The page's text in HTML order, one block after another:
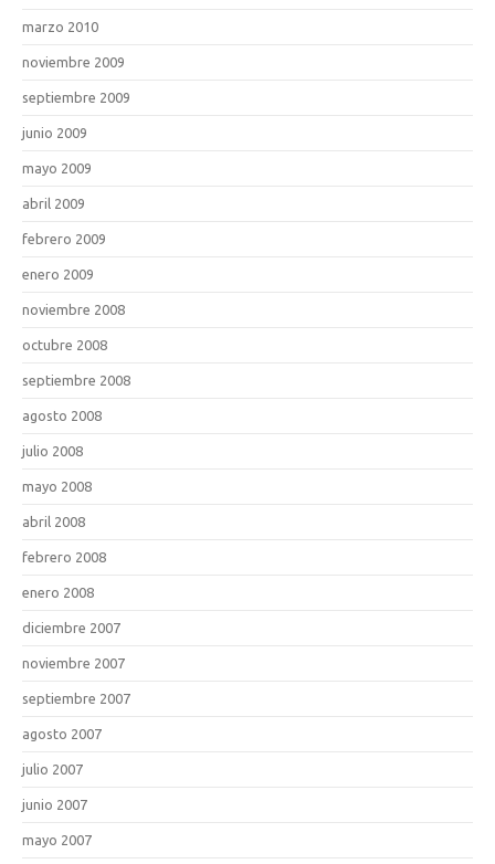
marzo 2010
noviembre 2009
septiembre 2009
junio 2009
mayo 2009
abril 2009
febrero 2009
enero 2009
noviembre 2008
octubre 2008
septiembre 2008
agosto 2008
julio 2008
mayo 2008
abril 2008
febrero 2008
enero 2008
diciembre 2007
noviembre 2007
septiembre 2007
agosto 2007
julio 2007
junio 2007
mayo 2007